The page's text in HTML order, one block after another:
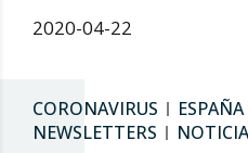
2020-04-22
CORONAVIRUS ESPAÑA
NEWSLETTERS